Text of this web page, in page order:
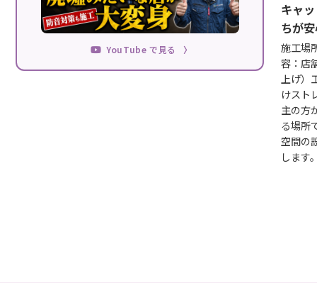
YouTube で見る 〉
キャ
ちが
施工場
容：店
上げ）
けスト
主の方
る場所
空間の
します